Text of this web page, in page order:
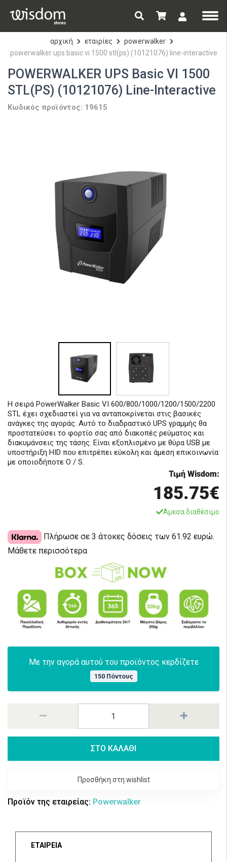
αρχική εταιρίες
powerwalker
powerwalker ups basic vi 1500 stl(ps) (10121076) line-interactive
POWERWALKER UPS Basic VI 1500
STL(PS) (10121076) Line-Interactive
Κωδικός προϊόντος: 19615
Η σειρά PowerWalker Basic VI 600/800/1000/1200/1500/2200
STL έχει σχεδιαστεί για να ανταποκρίνεται στις βασικές
ανάγκες της αγοράς. Αυτό το διαδραστικό UPS γραμμής θα
προστατεύσει το φορτίο σας από διακοπές ρεύματος και
διακυμάνσεις της τάσης. Είναι εξοπλισμένο με θύρα USB με
υποστήριξη HID που επιτρέπει εύκολη και άμεση επικοινωνία
με οποιοδήποτε O / S.
Τιμή Wisdom:
185.75€
Άμεσα διαθέσιμο
Πλήρωσε σε 3 άτοκες δόσεις των 61.92 ευρώ.
Μάθετε περισσότερα
Με την αγορά αυτού του προϊόντος κερδίζετε
150 Πόντους
ΣΤΟ ΚΑΛΑΘΙ
Προσθήκη στη wishlist
Προϊόν της εταιρείας: Powerwalker
ΕΤΑΙΡΕΙΑ